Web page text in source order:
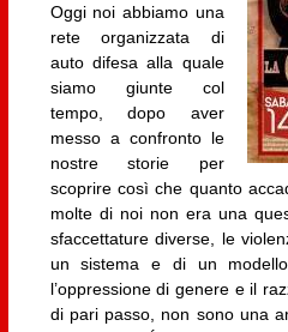
Oggi noi abbiamo una
rete organizzata di
auto difesa alla quale
siamo giunte col
tempo, dopo aver
messo a confronto le
nostre storie per
scoprire così che quanto
molte di noi non era una
sfaccettature diverse, le
un sistema e di un
l’oppressione di genere e il
di pari passo, non sono una